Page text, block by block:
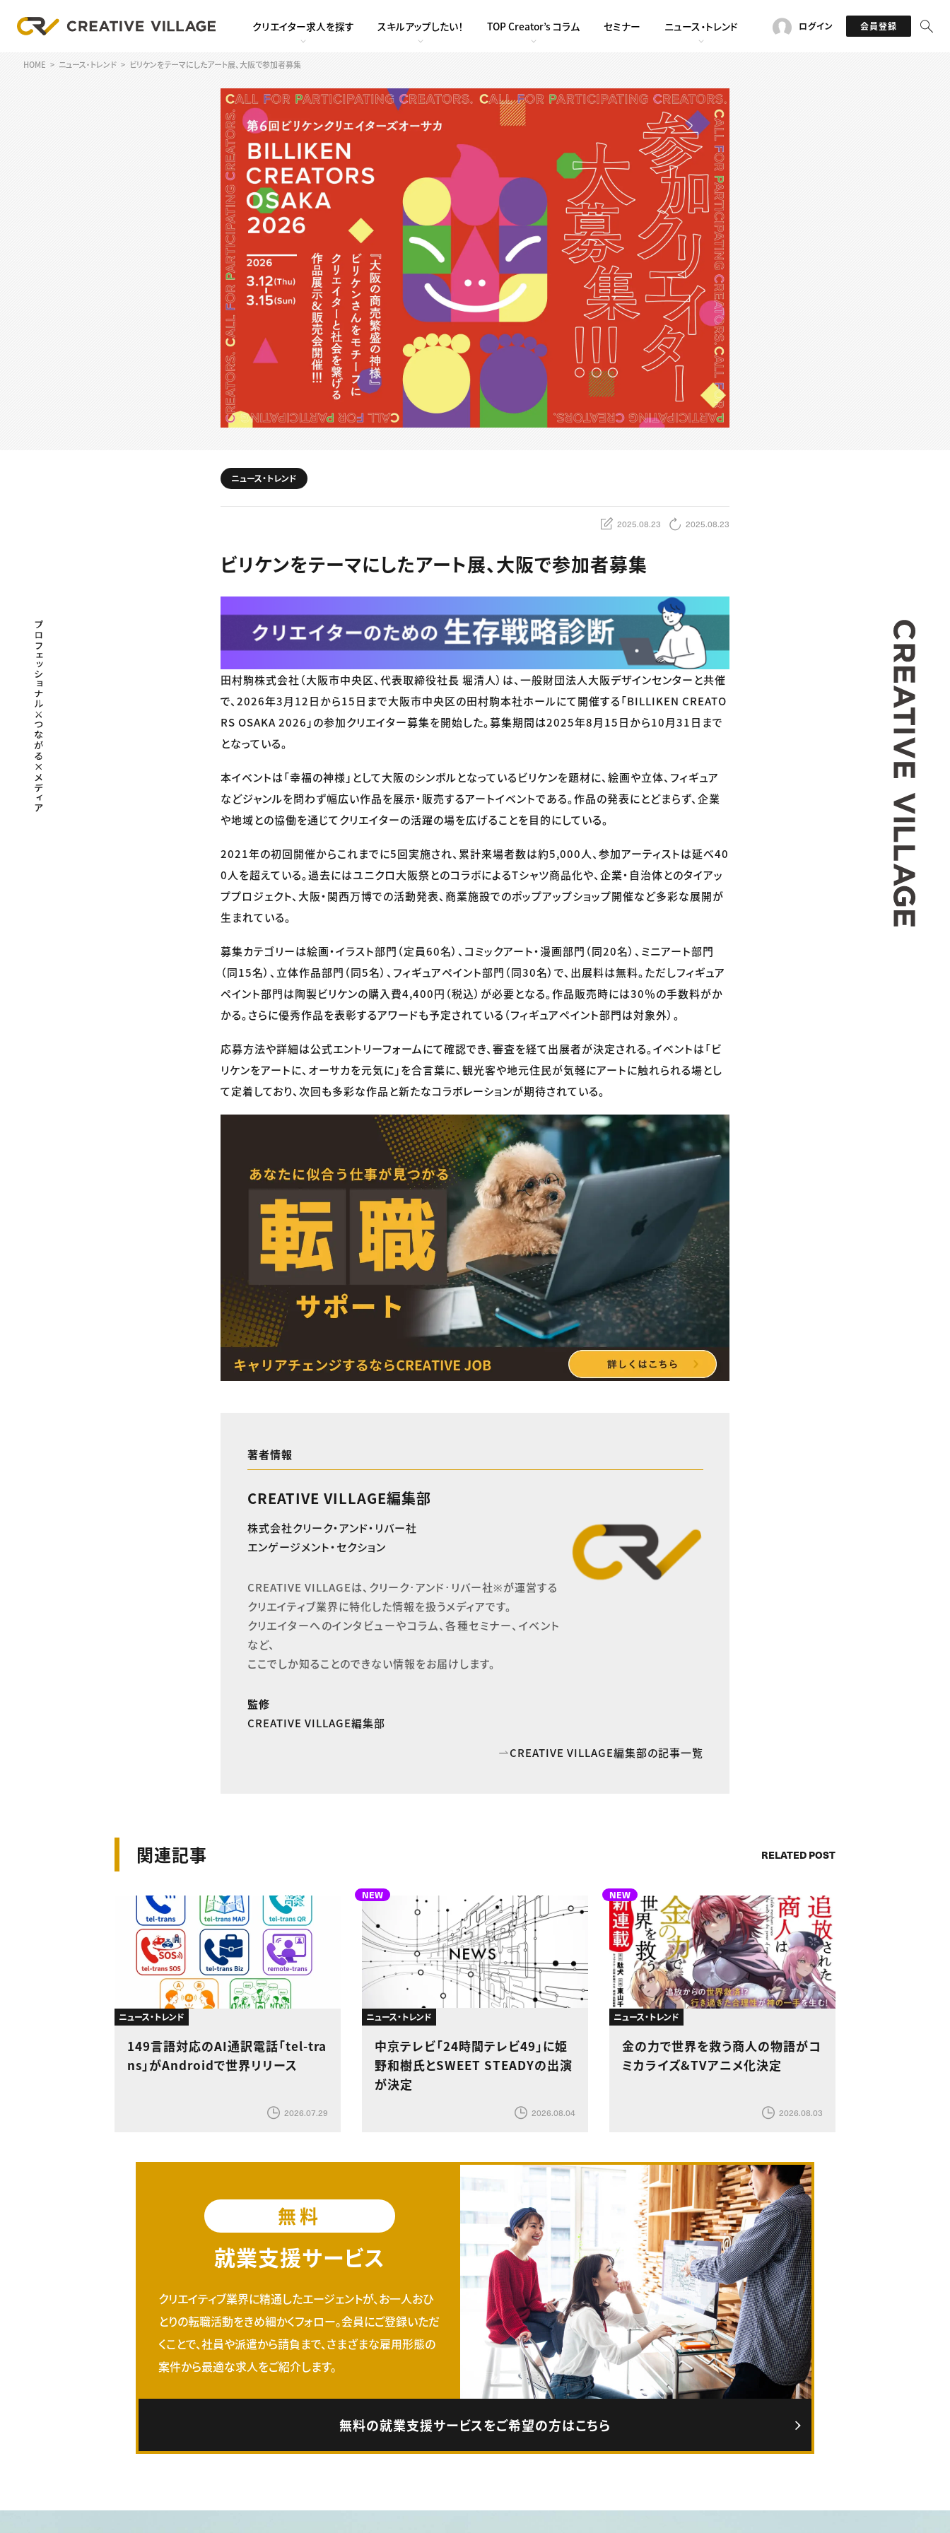
クリエイター求人を探す スキルアップしたい！ TOP Creator’s コラム セミナー ニュース・トレンド ログイン 会員登録
HOME ニュース・トレンド ビリケンをテーマにしたアート展、大阪で参加者募集
ニュース・トレンド
2025.08.23 2025.08.23
ビリケンをテーマにしたアート展、大阪で参加者募集
田村駒株式会社（大阪市中央区、代表取締役社長 堀清人）は、一般財団法人大阪デザインセンターと共催
で、2026年3月12日から15日まで大阪市中央区の田村駒本社ホールにて開催する「BILLIKEN CREATO
RS OSAKA 2026」の参加クリエイター募集を開始した。募集期間は2025年8月15日から10月31日まで
となっている。
本イベントは「幸福の神様」として大阪のシンボルとなっているビリケンを題材に、絵画や立体、フィギュア
などジャンルを問わず幅広い作品を展示・販売するアートイベントである。作品の発表にとどまらず、企業
や地域との協働を通じてクリエイターの活躍の場を広げることを目的にしている。
2021年の初回開催からこれまでに5回実施され、累計来場者数は約5,000人、参加アーティストは延べ40
0人を超えている。過去にはユニクロ大阪祭とのコラボによるTシャツ商品化や、企業・自治体とのタイアッ
ププロジェクト、大阪・関西万博での活動発表、商業施設でのポップアップショップ開催など多彩な展開が
生まれている。
募集カテゴリーは絵画・イラスト部門（定員60名）、コミックアート・漫画部門（同20名）、ミニアート部門
（同15名）、立体作品部門（同5名）、フィギュアペイント部門（同30名）で、出展料は無料。ただしフィギュア
ペイント部門は陶製ビリケンの購入費4,400円（税込）が必要となる。作品販売時には30％の手数料がか
かる。さらに優秀作品を表彰するアワードも予定されている（フィギュアペイント部門は対象外）。
応募方法や詳細は公式エントリーフォームにて確認でき、審査を経て出展者が決定される。イベントは「ビ
リケンをアートに、オーサカを元気に」を合言葉に、観光客や地元住民が気軽にアートに触れられる場とし
て定着しており、次回も多彩な作品と新たなコラボレーションが期待されている。
著者情報
CREATIVE VILLAGE編集部
株式会社クリーク・アンド・リバー社
エンゲージメント・セクション
CREATIVE VILLAGEは、クリーク･アンド･リバー社※が運営する
クリエイティブ業界に特化した情報を扱うメディアです。
クリエイターへのインタビューやコラム、各種セミナー、イベント
など、
ここでしか知ることのできない情報をお届けします。
監修
CREATIVE VILLAGE編集部
CREATIVE VILLAGE編集部の記事一覧
関連記事 RELATED POST
ニュース・トレンド
149言語対応のAI通訳電話「tel-tra
ns」がAndroidで世界リリース
2026.07.29
NEW
ニュース・トレンド
中京テレビ「24時間テレビ49」に姫
野和樹氏とSWEET STEADYの出演
が決定
2026.08.04
NEW
ニュース・トレンド
金の力で世界を救う商人の物語がコ
ミカライズ&TVアニメ化決定
2026.08.03
無料
就業支援サービス
クリエイティブ業界に精通したエージェントが、お一人おひ
とりの転職活動をきめ細かくフォロー。会員にご登録いただ
くことで、社員や派遣から請負まで、さまざまな雇用形態の
案件から最適な求人をご紹介します。
無料の就業支援サービスをご希望の方はこちら